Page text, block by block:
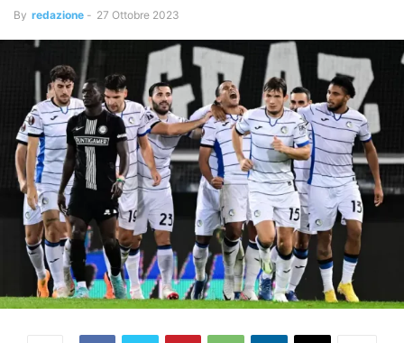
By redazione - 27 Ottobre 2023